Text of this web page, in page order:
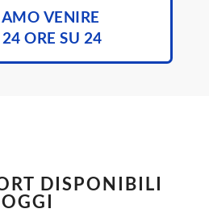
VENIRE
ORE SU 24
DISPONIBILI
OGGI